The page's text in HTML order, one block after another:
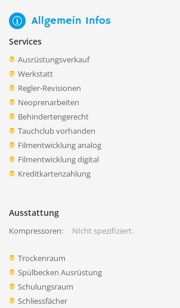
Allgemein Infos
Services
Ausrüstungsverkauf
Werkstatt
Regler-Revisionen
Neoprenarbeiten
Behindertengerecht
Tauchclub vorhanden
Filmentwicklung analog
Filmentwicklung digital
Kreditkartenzahlung
Ausstattung
Kompressoren: NIcht spezifiziert.
Trockenraum
Spülbecken Ausrüstung
Schulungsraum
Schliessfächer